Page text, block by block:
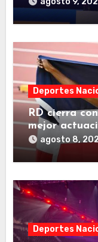
Deportes
RD cierra
mejor
agosto 8,
Deportes